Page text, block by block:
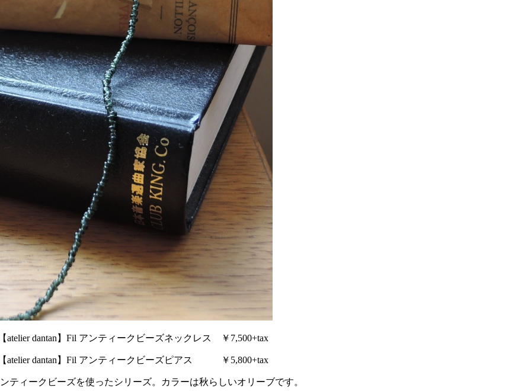
atelier dantan】Fil アンティークビーズネックレス ￥7,500+tax
atelier dantan】Fil アンティークビーズピアス ￥5,800+tax
ティークビーズを使ったシリーズ。カラーは秋らしいオリーブです。